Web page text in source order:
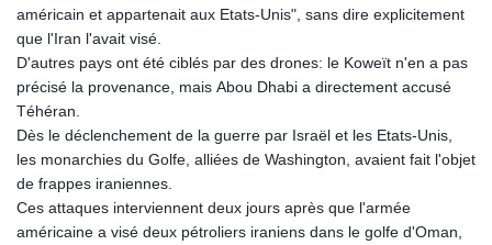
américain et appartenait aux Etats-Unis", sans dire explicitement
que l'Iran l'avait visé.
D'autres pays ont été ciblés par des drones: le Koweït n'en a pas
précisé la provenance, mais Abou Dhabi a directement accusé
Téhéran.
Dès le déclenchement de la guerre par Israël et les Etats-Unis,
les monarchies du Golfe, alliées de Washington, avaient fait l'objet
de frappes iraniennes.
Ces attaques interviennent deux jours après que l'armée
américaine a visé deux pétroliers iraniens dans le golfe d'Oman,